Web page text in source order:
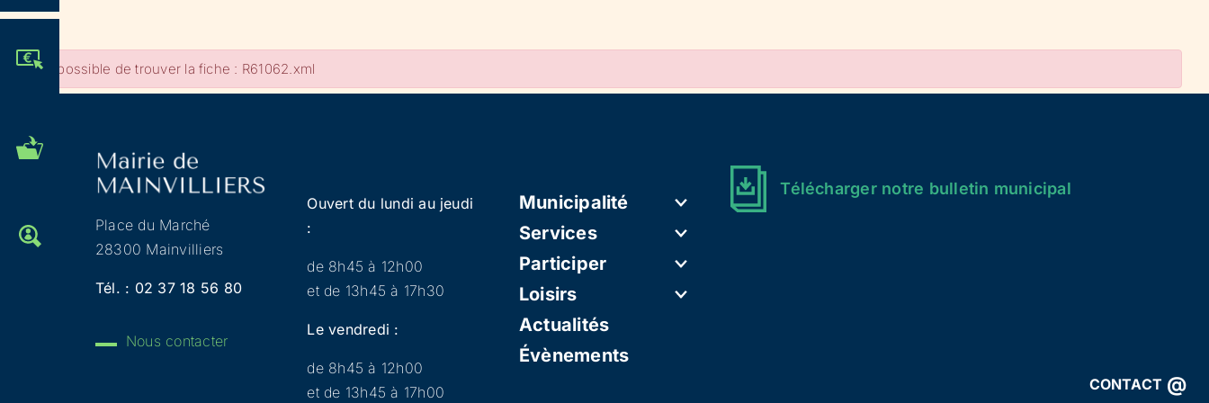
ADMINISTRATIVES
OFFRES D'EMPLOI
CONTACT @
Impossible de trouver la fiche : R61062.xml
Place du Marché
28300 Mainvilliers
Tél. : 02 37 18 56 80
Nous contacter
Ouvert du lundi au jeudi
:
de 8h45 à 12h00
et de 13h45 à 17h30
Le vendredi :
de 8h45 à 12h00
et de 13h45 à 17h00
Municipalité
Services
Participer
Loisirs
Actualités
Évènements
Télécharger notre bulletin municipal